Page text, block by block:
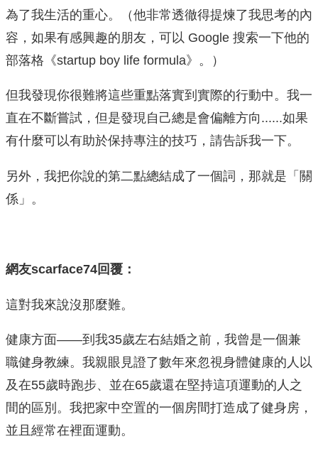
為了我生活的重心。（他非常透徹得提煉了我思考的內
容，如果有感興趣的朋友，可以 Google 搜索一下他的
部落格《startup boy life formula》。）
但我發現你很難將這些重點落實到實際的行動中。我一
直在不斷嘗試，但是發現自己總是會偏離方向......如果
有什麼可以有助於保持專注的技巧，請告訴我一下。
另外，我把你說的第二點總結成了一個詞，那就是「關
係」。
網友scarface74回覆：
這對我來說沒那麼難。
健康方面——到我35歲左右結婚之前，我曾是一個兼
職健身教練。我親眼見證了數年來忽視身體健康的人以
及在55歲時跑步、並在65歲還在堅持這項運動的人之
間的區別。我把家中空置的一個房間打造成了健身房，
並且經常在裡面運動。